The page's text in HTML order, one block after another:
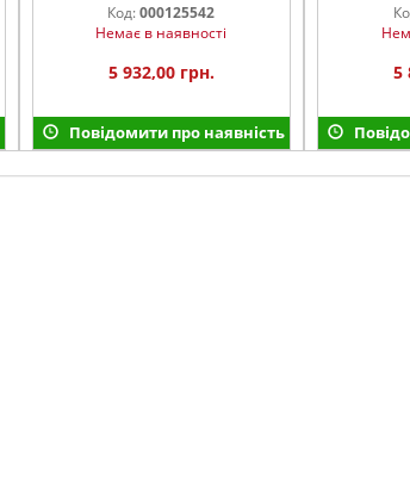
Код:000125542
Немає в наявності
5 932,00 грн.
Повідомити про наявність
5